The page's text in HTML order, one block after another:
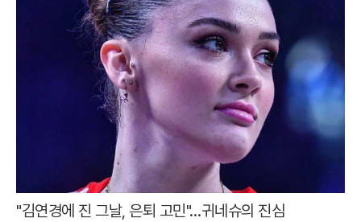
"김연경에 진 그날, 은퇴 고민"…귀네슈의 진심